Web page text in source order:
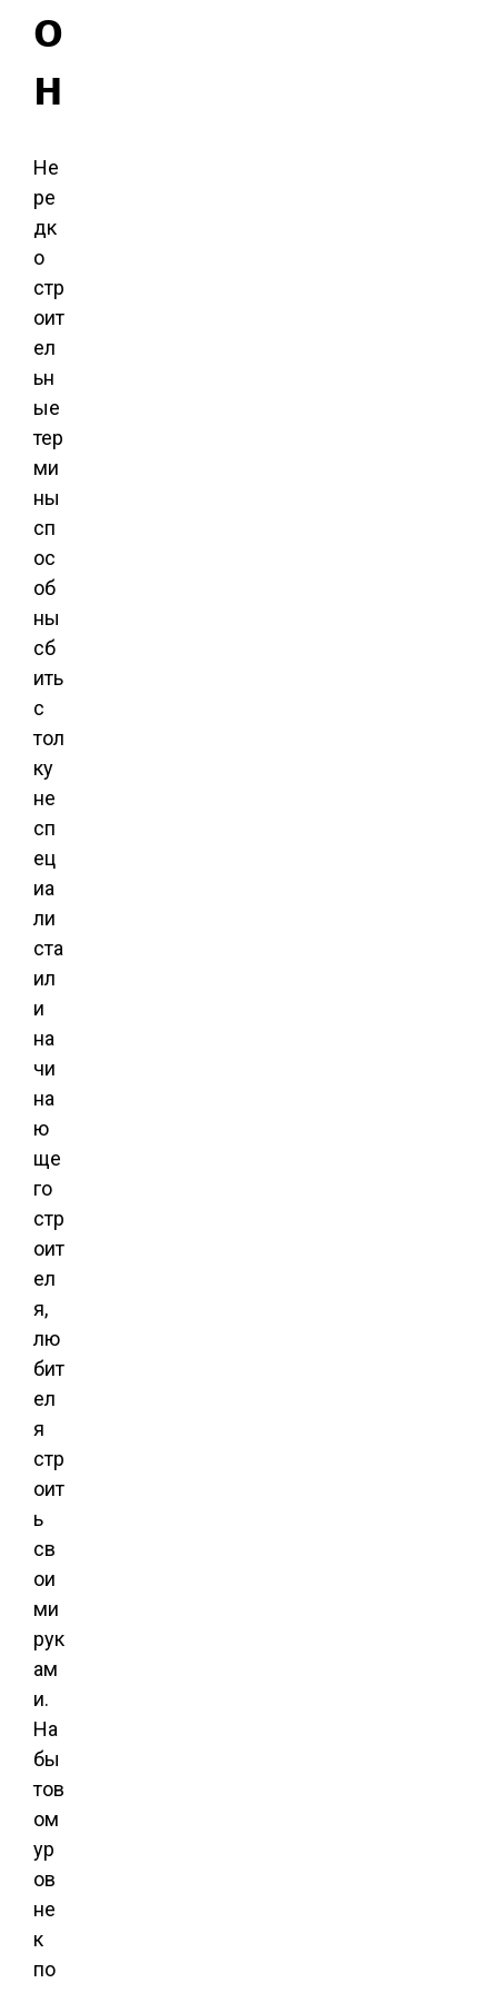
о
н
Не
ре
дк
о
стр
оит
ел
ьн
ые
тер
ми
ны
сп
ос
об
ны
сб
ить
с
тол
ку
не
сп
ец
иа
ли
ста
ил
и
на
чи
на
ю
ще
го
стр
оит
ел
я,
лю
бит
ел
я
стр
оит
ь
св
ои
ми
рук
ам
и.
На
бы
тов
ом
ур
ов
не
к
по